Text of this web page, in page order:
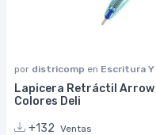
por districomp en Escritura
Lapicera Retráctil Arrow
Colores Deli
+132 Ventas